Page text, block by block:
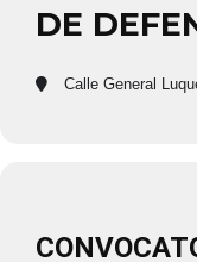
DE
Calle General